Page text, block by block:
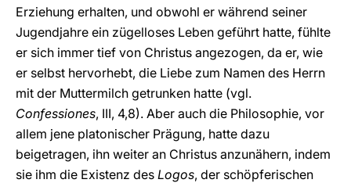
Erziehung erhalten, und obwohl er während seiner
Jugendjahre ein zügelloses Leben geführt hatte, fühlte
er sich immer tief von Christus angezogen, da er, wie
er selbst hervorhebt, die Liebe zum Namen des Herrn
mit der Muttermilch getrunken hatte (vgl.
Confessiones, III, 4,8). Aber auch die Philosophie, vor
allem jene platonischer Prägung, hatte dazu
beigetragen, ihn weiter an Christus anzunähern, indem
sie ihm die Existenz des Logos, der schöpferischen